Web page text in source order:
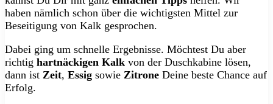
haben nämlich schon über die wichtigsten Mittel zur
Beseitigung von Kalk gesprochen.
Dabei ging um schnelle Ergebnisse. Möchtest Du aber
richtig hartnäckigen Kalk von der Duschkabine lösen,
dann ist Zeit, Essig sowie Zitrone Deine beste Chance auf
Erfolg.